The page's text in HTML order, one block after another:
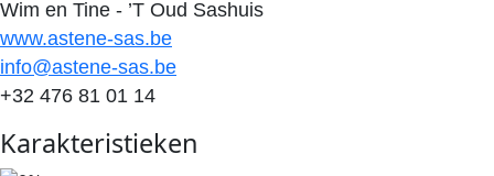
Wim en Tine - ’T Oud Sashuis
www.astene-sas.be
info@astene-sas.be
+32 476 81 01 14
Karakteristieken